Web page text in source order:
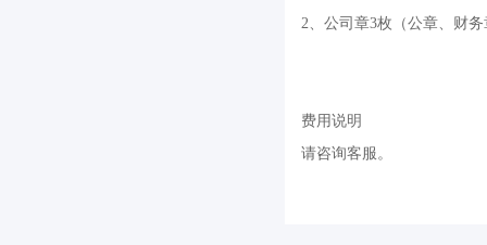
2、公司章3枚（公章、财
费用说明
请咨询客服。